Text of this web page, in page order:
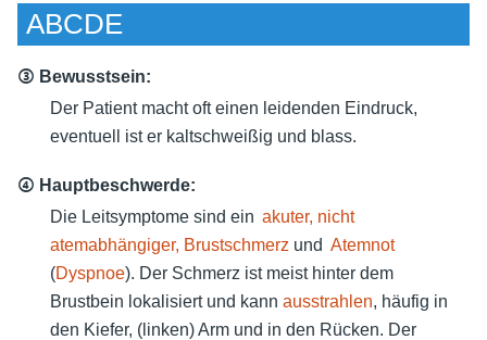
ABCDE
③ Bewusstsein:
Der Patient macht oft einen leidenden Eindruck,
eventuell ist er kaltschweißig und blass.
④ Hauptbeschwerde:
Die Leitsymptome sind ein akuter, nicht
atemabhängiger, Brustschmerz und Atemnot
(Dyspnoe). Der Schmerz ist meist hinter dem
Brustbein lokalisiert und kann ausstrahlen, häufig in
den Kiefer, (linken) Arm und in den Rücken. Der